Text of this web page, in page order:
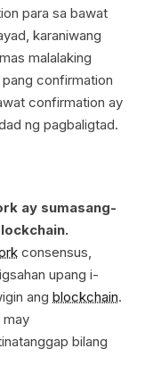
para sa bawat
karaniwang
malalaking
pang confirmation
confirmation ay
ng pagbaligtad.
ay sumasang-
consensus,
upang i-
ang blockchain.
may
bilang